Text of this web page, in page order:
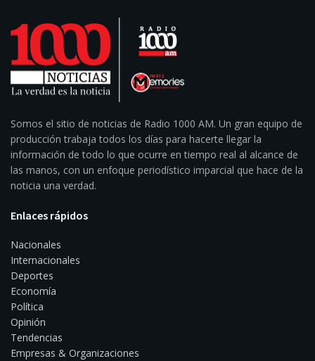
Somos el sitio de noticias de Radio 1000 AM. Un gran equipo de
producción trabaja todos los días para hacerte llegar la
información de todo lo que ocurre en tiempo real al alcance de
las manos, con un enfoque periodístico imparcial que hace de la
noticia una verdad.
Enlaces rápidos
Nacionales
Internacionales
Deportes
Economía
Política
Opinión
Tendencias
Empresas & Organizaciones